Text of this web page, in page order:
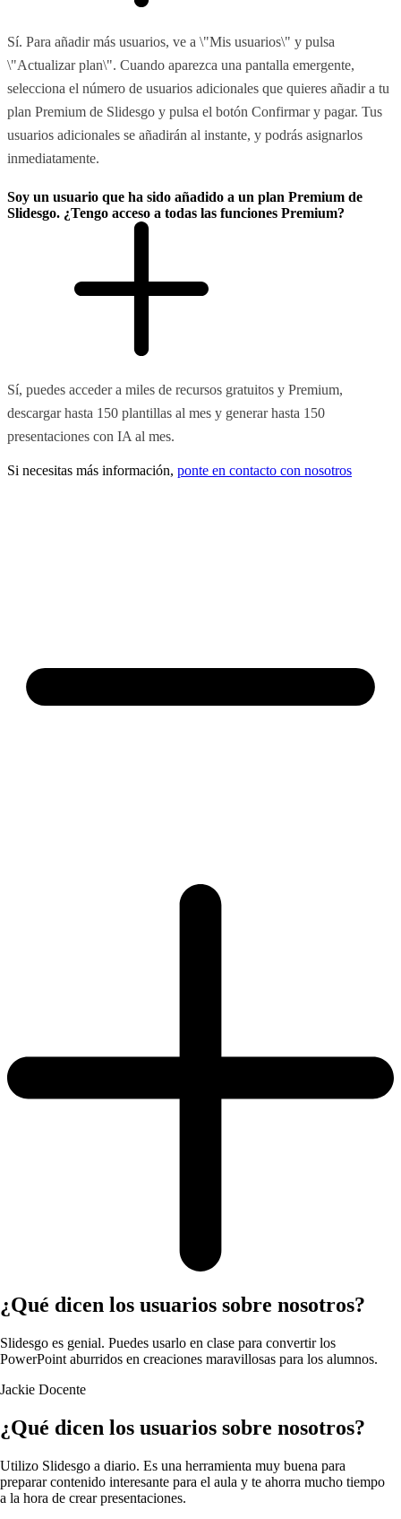
Sí. Para añadir más usuarios, ve a \"Mis usuarios\" y pulsa
\"Actualizar plan\". Cuando aparezca una pantalla emergente,
selecciona el número de usuarios adicionales que quieres añadir a tu
plan Premium de Slidesgo y pulsa el botón Confirmar y pagar. Tus
usuarios adicionales se añadirán al instante, y podrás asignarlos
inmediatamente.
Soy un usuario que ha sido añadido a un plan Premium de
Slidesgo. ¿Tengo acceso a todas las funciones Premium?
Sí, puedes acceder a miles de recursos gratuitos y Premium,
descargar hasta 150 plantillas al mes y generar hasta 150
presentaciones con IA al mes.
Si necesitas más información, ponte en contacto con nosotros
¿Qué dicen los usuarios sobre nosotros?
Slidesgo es genial. Puedes usarlo en clase para convertir los
PowerPoint aburridos en creaciones maravillosas para los alumnos.
Jackie Docente
¿Qué dicen los usuarios sobre nosotros?
Utilizo Slidesgo a diario. Es una herramienta muy buena para
preparar contenido interesante para el aula y te ahorra mucho tiempo
a la hora de crear presentaciones.